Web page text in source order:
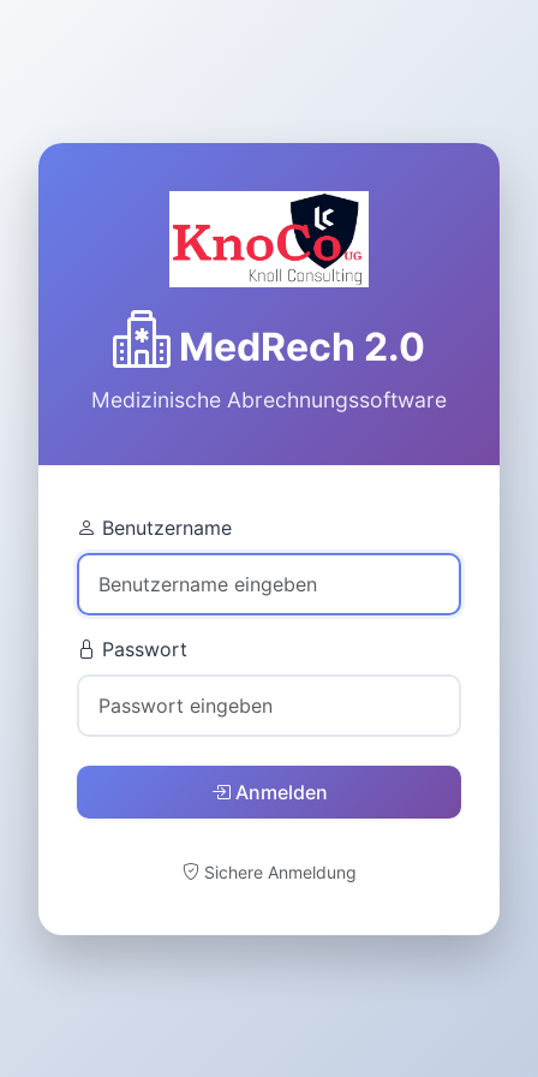
MedRech 2.0
Medizinische Abrechnungssoftware
Benutzername
Passwort
Anmelden
Sichere Anmeldung